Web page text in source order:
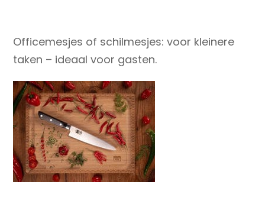
Officemesjes of schilmesjes: voor kleinere
taken – ideaal voor gasten.